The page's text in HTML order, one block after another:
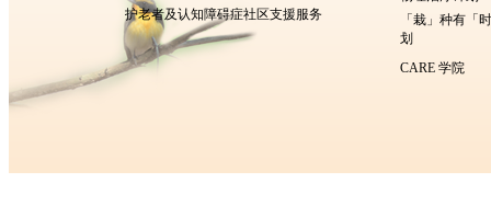
护老者及认知障碍症社区支援服务
「栽」种有
划
CARE 学院